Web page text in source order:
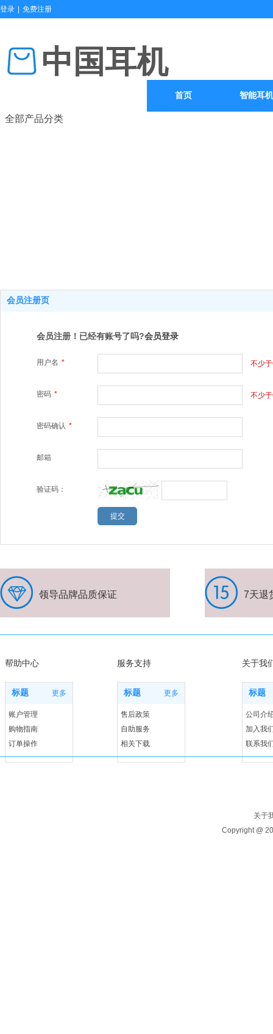
中国耳机
全部产品分类
首页 智能耳机
登录 免费注册
会员注册页
会员注册！已经有账号了吗?会员登录
用户名 * 不少
密码 * 不少
密码确认 *
邮箱
验证码：
领导品牌品质保证 7天退
标题 更多
账户管理
购物指南
订单操作
标题 更多
售后政策
自助服务
相关下载
标题
公司介
加入我
联系我
帮助中心 服务支持 关于我
关于
Copyright @